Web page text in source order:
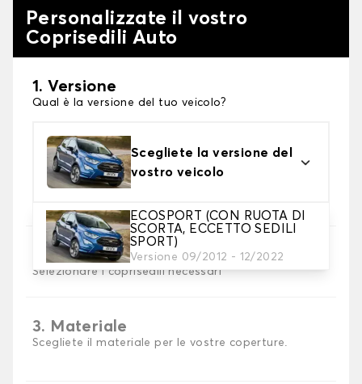
Personalizzate il vostro
Coprisedili Auto
1. Versione
Qual è la versione del tuo veicolo?
Scegliete la versione del
vostro veicolo
ECOSPORT (CON RUOTA DI
SCORTA, ECCETTO SEDILI
SPORT)
Versione 09/2012 - 12/2022
2. Set di coperture
Selezionare i coprisedili necessari
3. Materiale
Scegliete il materiale per le vostre coperture.